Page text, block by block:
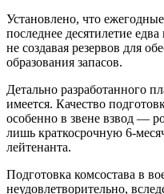
Установлено, что
последнее десятилетие
не создавая резервов для
образования запасов.
Детально разработанного
имеется. Качество
особенно в звене взвод —
лишь краткосрочную 6-
лейтенанта.
Подготовка комсостава в
неудовлетворительно,